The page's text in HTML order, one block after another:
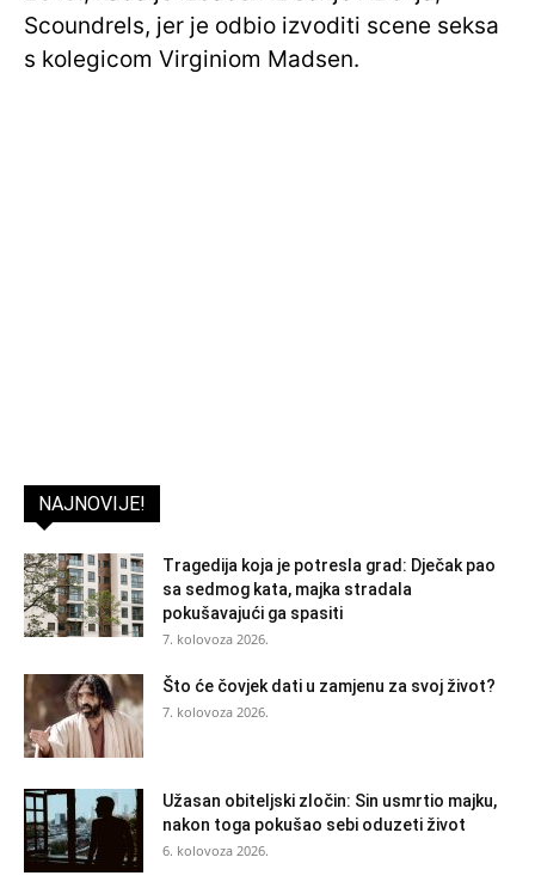
Scoundrels, jer je odbio izvoditi scene seksa
s kolegicom Virginiom Madsen.
NAJNOVIJE!
Tragedija koja je potresla grad: Dječak pao
sa sedmog kata, majka stradala
pokušavajući ga spasiti
7. kolovoza 2026.
Što će čovjek dati u zamjenu za svoj život?
7. kolovoza 2026.
Užasan obiteljski zločin: Sin usmrtio majku,
nakon toga pokušao sebi oduzeti život
6. kolovoza 2026.